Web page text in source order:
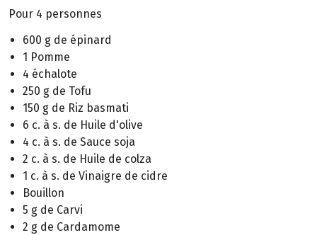
Pour 4 personnes
600 g de épinard
1 Pomme
4 échalote
250 g de Tofu
150 g de Riz basmati
6 c. à s. de Huile d'olive
4 c. à s. de Sauce soja
2 c. à s. de Huile de colza
1 c. à s. de Vinaigre de cidre
Bouillon
5 g de Carvi
2 g de Cardamome